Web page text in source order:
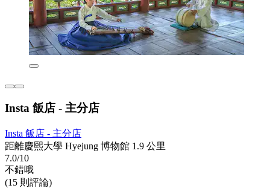
Insta 飯店 - 主分店
Insta 飯店 - 主分店
距離慶熙大學 Hyejung 博物館 1.9 公里
7.0/10
不錯哦
(15 則評論)